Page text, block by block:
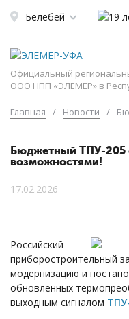
Белебей
Официальный
ООО НПП «ЭЛЕМЕР» в
Главная / Новости /
Бюджетный ТПУ-205
возможностями!
17.02.2026
Российский
приборостроительный
модернизацию и
обновленных
выходным сигналом